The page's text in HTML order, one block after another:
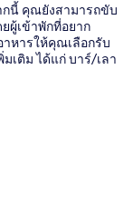
บาร์ริมหาด
กนี้ คุณยังสามารถขับ
ผู้เข้าพักที่อยาก
หารให้คุณเลือกรับ
เติม ได้แก่ บาร์/เลา